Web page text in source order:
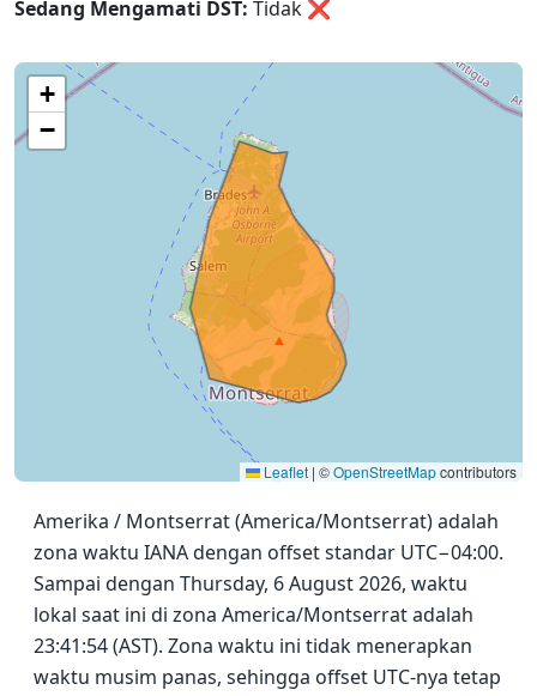
Sedang Mengamati DST: Tidak ❌
+
−
Leaflet | ©OpenStreetMapcontributors
Amerika / Montserrat (America/Montserrat) adalah
zona waktu IANA dengan offset standar UTC−04:00.
Sampai dengan Thursday, 6 August 2026, waktu
lokal saat ini di zona America/Montserrat adalah
23:41:54 (AST). Zona waktu ini tidak menerapkan
waktu musim panas, sehingga offset UTC-nya tetap